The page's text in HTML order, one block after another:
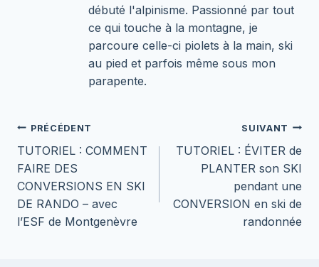
débuté l'alpinisme. Passionné par tout
ce qui touche à la montagne, je
parcoure celle-ci piolets à la main, ski
au pied et parfois même sous mon
parapente.
Navigation
de
l’article
PRÉCÉDENT
TUTORIEL : COMMENT
FAIRE DES
CONVERSIONS EN SKI
DE RANDO – avec
l’ESF de Montgenèvre
SUIVANT
TUTORIEL : ÉVITER de
PLANTER son SKI
pendant une
CONVERSION en ski de
randonnée